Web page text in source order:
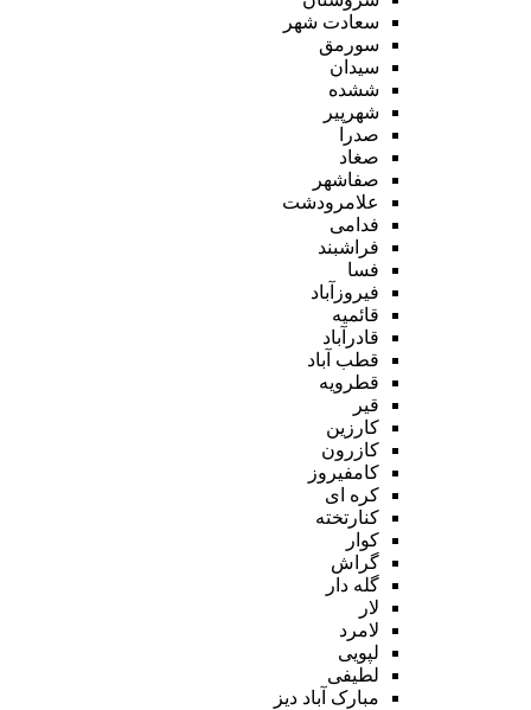
سعادت شهر
سورمق
سیدان
ششده
شهرپیر
صدرا
صغاد
صفاشهر
علامرودشت
فدامی
فراشبند
فسا
فیروزآباد
قائمیه
قادرآباد
قطب آباد
قطرویه
قیر
کارزین
کازرون
کامفیروز
کره ای
کنارتخته
کوار
گراش
گله دار
لار
لامرد
لپویی
لطیفی
مبارک آباد دیز